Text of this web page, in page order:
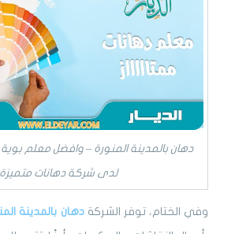
دهان بالمدينة المنورة – وافضل معلم بوية
لدى شركة دهانات متميزة
وفي الختام، توفر الشركةدهان بالمدينة